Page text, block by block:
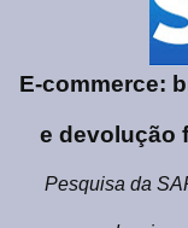
E-commerce:
e devolução
Pesquisa da